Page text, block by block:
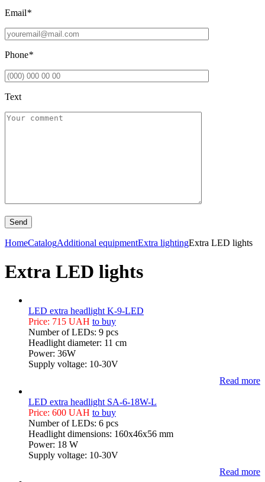
Email*
Phone*
Text
HomeCatalogAdditional equipmentExtra lightingExtra LED lights
Extra LED lights
LED extra headlight K-9-LED
Price: 715 UAH to buy
Number of LEDs: 9 pcs
Headlight diameter: 11 cm
Power: 36W
Supply voltage: 10-30V
Read more
LED extra headlight SA-6-18W-L
Price: 600 UAH to buy
Number of LEDs: 6 pcs
Headlight dimensions: 160x46x56 mm
Power: 18 W
Supply voltage: 10-30V
Read more